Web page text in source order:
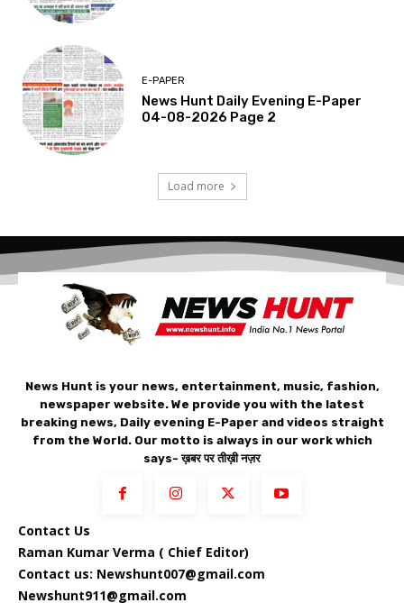
E-PAPER
News Hunt Daily Evening E-Paper
04-08-2026 Page 2
Load more
News Hunt is your news, entertainment, music, fashion,
newspaper website. We provide you with the latest
breaking news, Daily evening E-Paper and videos straight
from the World. Our motto is always in our work which
says- ख़बर पर तीख़ी नज़र
Contact Us
Raman Kumar Verma ( Chief Editor)
Contact us: Newshunt007@gmail.com
Newshunt911@gmail.com